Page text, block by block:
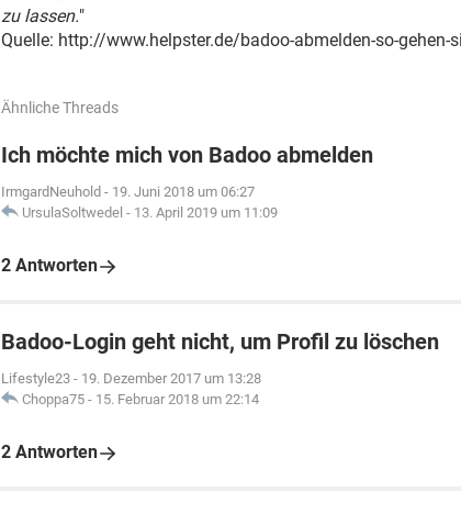
zu lassen."
Quelle: http://www.helpster.de/badoo-abmelden-so-gehen-
Ähnliche Threads
Ich möchte mich von Badoo abmelden
IrmgardNeuhold - 19. Juni 2018 um 06:27
UrsulaSoltwedel - 13. April 2019 um 11:09
2 Antworten
Badoo-Login geht nicht, um Profil zu löschen
Lifestyle23 - 19. Dezember 2017 um 13:28
Choppa75 - 15. Februar 2018 um 22:14
2 Antworten